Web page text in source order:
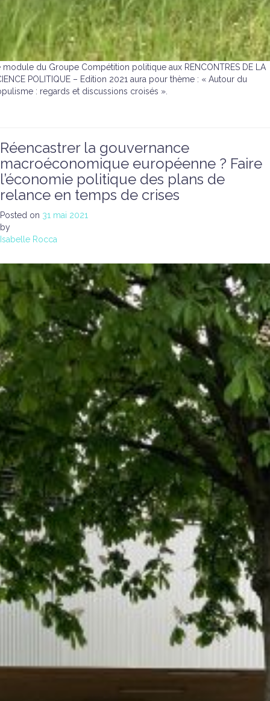
module du Groupe Compétition politique aux RENCONTRES DE LA
POLITIQUE – Edition 2021 aura pour thème : « Autour du
: regards et discussions croisés ».
Réencastrer la gouvernance
macroéconomique européenne ? Faire
l’économie politique des plans de
relance en temps de crises
Posted on 31 mai 2021
by
Isabelle Rocca